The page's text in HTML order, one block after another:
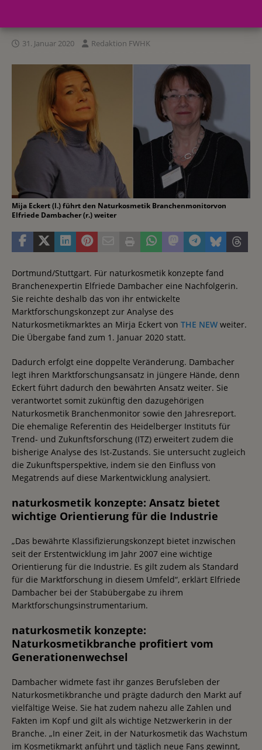
31. Januar 2020 Redaktion FWHK
Mija Eckert (l.) führt den Naturkosmetik Branchenmonitorvon
Elfriede Dambacher (r.) weiter
Dortmund/Stuttgart. Für naturkosmetik konzepte fand
Branchenexpertin Elfriede Dambacher eine Nachfolgerin.
Sie reichte deshalb das von ihr entwickelte
Marktforschungskonzept zur Analyse des
Naturkosmetikmarktes an Mirja Eckert von THE NEW weiter.
Die Übergabe fand zum 1. Januar 2020 statt.
Dadurch erfolgt eine doppelte Veränderung. Dambacher
legt ihren Marktforschungsansatz in jüngere Hände, denn
Eckert führt dadurch den bewährten Ansatz weiter. Sie
verantwortet somit zukünftig den dazugehörigen
Naturkosmetik Branchenmonitor sowie den Jahresreport.
Die ehemalige Referentin des Heidelberger Instituts für
Trend- und Zukunftsforschung (ITZ) erweitert zudem die
bisherige Analyse des Ist-Zustands. Sie untersucht zugleich
die Zukunftsperspektive, indem sie den Einfluss von
Megatrends auf diese Markentwicklung analysiert.
naturkosmetik konzepte: Ansatz bietet
wichtige Orientierung für die Industrie
„Das bewährte Klassifizierungskonzept bietet inzwischen
seit der Erstentwicklung im Jahr 2007 eine wichtige
Orientierung für die Industrie. Es gilt zudem als Standard
für die Marktforschung in diesem Umfeld“, erklärt Elfriede
Dambacher bei der Stabübergabe zu ihrem
Marktforschungsinstrumentarium.
naturkosmetik konzepte:
Naturkosmetikbranche profitiert vom
Generationenwechsel
Dambacher widmete fast ihr ganzes Berufsleben der
Naturkosmetikbranche und prägte dadurch den Markt auf
vielfältige Weise. Sie hat zudem nahezu alle Zahlen und
Fakten im Kopf und gilt als wichtige Netzwerkerin in der
Branche. „In einer Zeit, in der Naturkosmetik das Wachstum
im Kosmetikmarkt anführt und täglich neue Fans gewinnt,